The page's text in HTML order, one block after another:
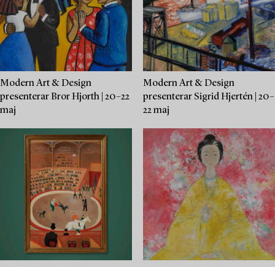
Modern Art & Design
presenterar Bror Hjorth | 20–22
maj
Modern Art & Design
presenterar Sigrid Hjertén | 20–
22 maj